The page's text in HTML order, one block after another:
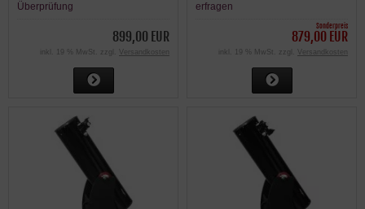
Überprüfung
899,00 EUR
inkl. 19 % MwSt. zzgl. Versandkosten
erfragen
Sonderpreis
879,00 EUR
inkl. 19 % MwSt. zzgl. Versandkosten